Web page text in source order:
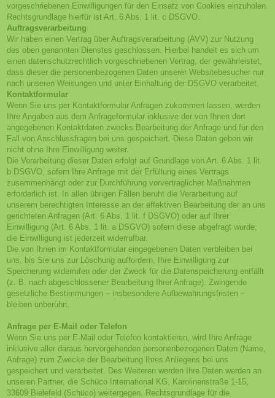
vorgeschriebenen Einwilligungen für den Einsatz von Cookies einzuholen.
Rechtsgrundlage hierfür ist Art. 6 Abs. 1 lit. c DSGVO.
Auftragsverarbeitung
Wir haben einen Vertrag über Auftragsverarbeitung (AVV) zur Nutzung
des oben genannten Dienstes geschlossen. Hierbei handelt es sich um
einen datenschutzrechtlich vorgeschriebenen Vertrag, der gewährleistet,
dass dieser die personenbezogenen Daten unserer Websitebesucher nur
nach unseren Weisungen und unter Einhaltung der DSGVO verarbeitet.
Kontaktformular
Wenn Sie uns per Kontaktformular Anfragen zukommen lassen, werden
Ihre Angaben aus dem Anfrageformular inklusive der von Ihnen dort
angegebenen Kontaktdaten zwecks Bearbeitung der Anfrage und für den
Fall von Anschlussfragen bei uns gespeichert. Diese Daten geben wir
nicht ohne Ihre Einwilligung weiter.
Die Verarbeitung dieser Daten erfolgt auf Grundlage von Art. 6 Abs. 1 lit.
b DSGVO, sofern Ihre Anfrage mit der Erfüllung eines Vertrags
zusammenhängt oder zur Durchführung vorvertraglicher Maßnahmen
erforderlich ist. In allen übrigen Fällen beruht die Verarbeitung auf
unserem berechtigten Interesse an der effektiven Bearbeitung der an uns
gerichteten Anfragen (Art. 6 Abs. 1 lit. f DSGVO) oder auf Ihrer
Einwilligung (Art. 6 Abs. 1 lit. a DSGVO) sofern diese abgefragt wurde;
die Einwilligung ist jederzeit widerrufbar.
Die von Ihnen im Kontaktformular eingegebenen Daten verbleiben bei
uns, bis Sie uns zur Löschung auffordern, Ihre Einwilligung zur
Speicherung widerrufen oder der Zweck für die Datenspeicherung entfällt
(z. B. nach abgeschlossener Bearbeitung Ihrer Anfrage). Zwingende
gesetzliche Bestimmungen – insbesondere Aufbewahrungsfristen –
bleiben unberührt.
Anfrage per E-Mail oder Telefon
Wenn Sie uns per E-Mail oder Telefon kontaktieren, wird Ihre Anfrage
inklusive aller daraus hervorgehenden personenbezogenen Daten (Name,
Anfrage) zum Zwecke der Bearbeitung Ihres Anliegens bei uns
gespeichert und verarbeitet. Des Weiteren werden Ihre Daten werden an
unseren Partner, die Schüco International KG, Karolinenstraße 1-15,
33609 Bielefeld (Schüco) weitergegen. Rechtsgrundlage für die